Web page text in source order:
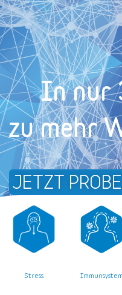
In nur
zu mehr
JETZT
Stress Immunsystem